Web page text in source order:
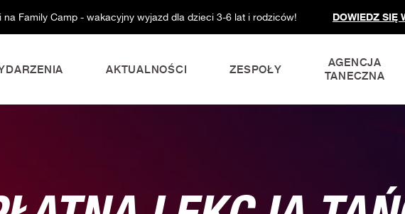
na Family Camp - wakacyjny wyjazd dla dzieci 3-6 lat i rodziców! DOWIEDZ SIĘ
AKTUALNOŚCI ZESPOŁY
AGENCJA
TANECZNA